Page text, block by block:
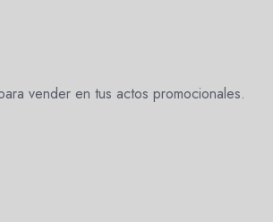
vender en tus actos promocionales.